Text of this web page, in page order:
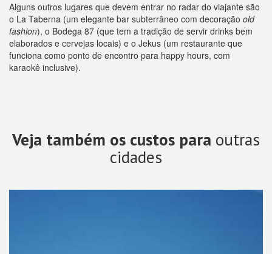
Alguns outros lugares que devem entrar no radar do viajante são
o La Taberna (um elegante bar subterrâneo com decoração old
fashion), o Bodega 87 (que tem a tradição de servir drinks bem
elaborados e cervejas locais) e o Jekus (um restaurante que
funciona como ponto de encontro para happy hours, com
karaokê inclusive).
Veja também os custos para outras
cidades